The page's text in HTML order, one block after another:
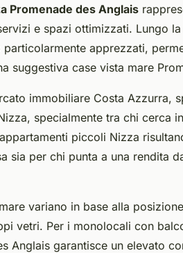
Promenade des Anglais
e spazi ottimizzati. Lungo
apprezzati,
suggestiva case vista mare
immobiliare Costa Azzurra,
specialmente tra chi cerca
piccoli Nizza
sia per chi punta a una rendita
variano in base alla
vetri. Per i monolocali con
Anglais garantisce un elevato